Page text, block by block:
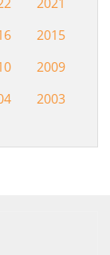
2015
2009
2003